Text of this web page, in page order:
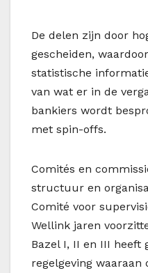
De delen zijn door
gescheiden,
statistische
van wat er in de
bankiers wordt
met spin-offs.
Comités en
structuur en
Comité voor
Wellink jaren
Bazel I, II en III heeft
regelgeving